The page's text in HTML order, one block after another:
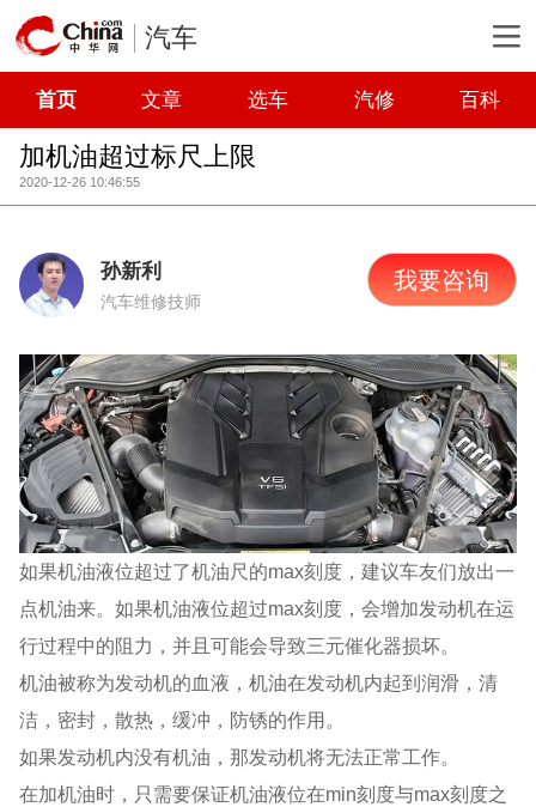
汽车
首页 文章 选车 汽修 百科
加机油超过标尺上限
2020-12-26 10:46:55
孙新利
汽车维修技师
我要咨询
如果机油液位超过了机油尺的max刻度，建议车友们放出一
点机油来。如果机油液位超过max刻度，会增加发动机在运
行过程中的阻力，并且可能会导致三元催化器损坏。
机油被称为发动机的血液，机油在发动机内起到润滑，清
洁，密封，散热，缓冲，防锈的作用。
如果发动机内没有机油，那发动机将无法正常工作。
在加机油时，只需要保证机油液位在min刻度与max刻度之